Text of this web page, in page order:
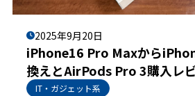
2025年9月20日
iPhone16 Pro Maxから
換えとAirPods Pro 3購入レ
IT・ガジェット系